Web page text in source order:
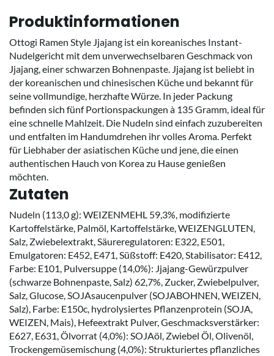
Produktinformationen
Ottogi Ramen Style Jjajang ist ein koreanisches Instant-
Nudelgericht mit dem unverwechselbaren Geschmack von
Jjajang, einer schwarzen Bohnenpaste. Jjajang ist beliebt in
der koreanischen und chinesischen Küche und bekannt für
seine vollmundige, herzhafte Würze. In jeder Packung
befinden sich fünf Portionspackungen à 135 Gramm, ideal für
eine schnelle Mahlzeit. Die Nudeln sind einfach zuzubereiten
und entfalten im Handumdrehen ihr volles Aroma. Perfekt
für Liebhaber der asiatischen Küche und jene, die einen
authentischen Hauch von Korea zu Hause genießen
möchten.
Zutaten
Nudeln (113,0 g): WEIZENMEHL 59,3%, modifizierte
Kartoffelstärke, Palmöl, Kartoffelstärke, WEIZENGLUTEN,
Salz, Zwiebelextrakt, Säureregulatoren: E322, E501,
Emulgatoren: E452, E471, Süßstoff: E420, Stabilisator: E412,
Farbe: E101, Pulversuppe (14,0%): Jjajang-Gewürzpulver
(schwarze Bohnenpaste, Salz) 62,7%, Zucker, Zwiebelpulver,
Salz, Glucose, SOJAsaucenpulver (SOJABOHNEN, WEIZEN,
Salz), Farbe: E150c, hydrolysiertes Pflanzenprotein (SOJA,
WEIZEN, Mais), Hefeextrakt Pulver, Geschmacksverstärker:
E627, E631, Ölvorrat (4,0%): SOJAöl, Zwiebel Öl, Olivenöl,
Trockengemüsemischung (4,0%): Strukturiertes pflanzliches